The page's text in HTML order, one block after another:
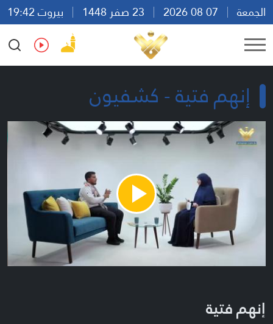
الجمعة
بيروت 19:42
Ar
En Fr Es
إنهم فتية - كشفيون
Play
Video
إنهم فتية